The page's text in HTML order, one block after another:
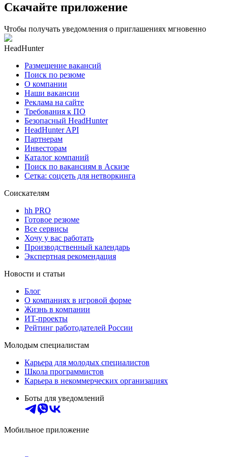
Скачайте приложение
Чтобы получать уведомления о приглашениях мгновенно
HeadHunter
Размещение вакансий
Поиск по резюме
О компании
Наши вакансии
Реклама на сайте
Требования к ПО
Безопасный HeadHunter
HeadHunter API
Партнерам
Инвесторам
Каталог компаний
Поиск по вакансиям в Аскизе
Сетка: соцсеть для нетворкинга
Соискателям
hh PRO
Готовое резюме
Все сервисы
Хочу у вас работать
Производственный календарь
Экспертная рекомендация
Новости и статьи
Блог
О компаниях в игровой форме
Жизнь в компании
ИТ-проекты
Рейтинг работодателей России
Молодым специалистам
Карьера для молодых специалистов
Школа программистов
Карьера в некоммерческих организациях
Боты для уведомлений
Мобильное приложение